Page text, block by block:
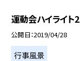
運動会ハイライト2
公開日 2019/04/28
行事風景